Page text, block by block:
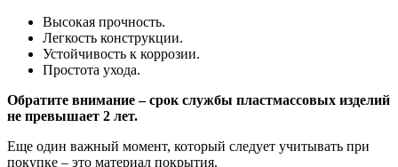
Высокая прочность.
Легкость конструкции.
Устойчивость к коррозии.
Простота ухода.
Обратите внимание – срок службы пластмассовых изделий
не превышает 2 лет.
Еще один важный момент, который следует учитывать при
покупке – это материал покрытия.